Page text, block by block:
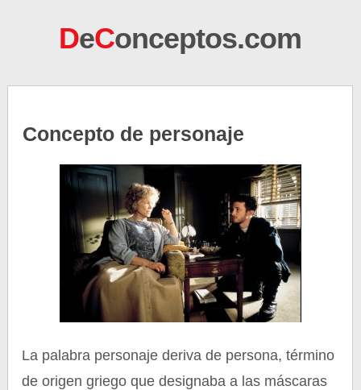
DeConceptos.com
Concepto de personaje
La palabra personaje deriva de persona, término
de origen griego que designaba a las máscaras